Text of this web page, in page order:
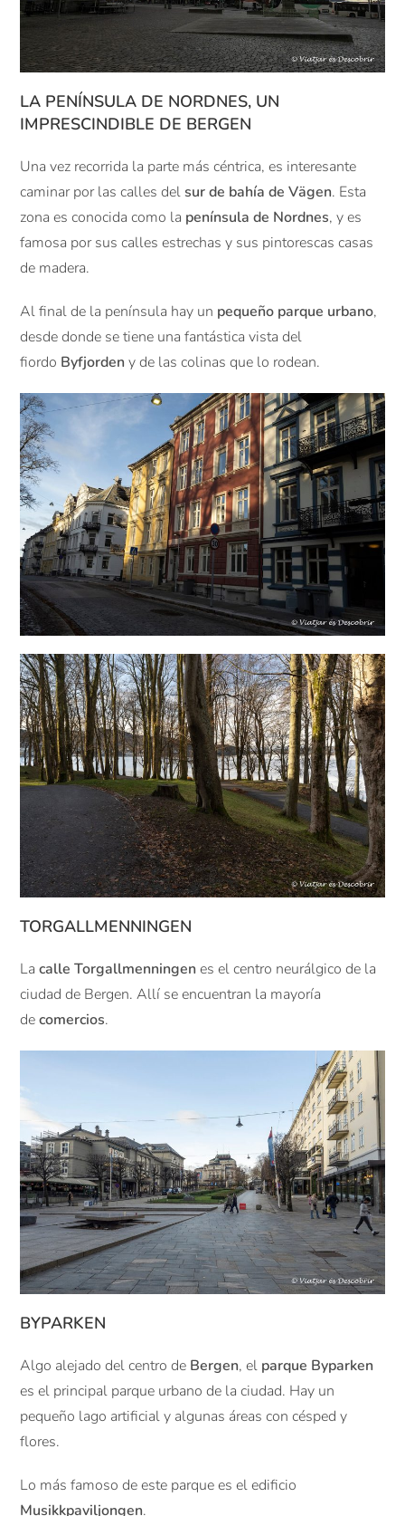
LA PENÍNSULA DE NORDNES, UN
IMPRESCINDIBLE DE BERGEN
Una vez recorrida la parte más céntrica, es interesante
caminar por las calles delsur de bahía de Vägen. Esta
zona es conocida como la península de Nordnes, y es
famosa por sus calles estrechas y sus pintorescas casas
de madera.
Al final de la península hay un pequeño parque urbano,
desde donde se tiene una fantástica vista del
fiordo Byfjorden y de las colinas que lo rodean.
TORGALLMENNINGEN
Lacalle Torgallmenningen es el centro neurálgico de la
ciudad de Bergen. Allí se encuentran la mayoría
decomercios.
BYPARKEN
Algo alejado del centro de Bergen, el parque Byparken
es el principal parque urbano de la ciudad. Hay un
pequeño lago artificial y algunas áreas con césped y
flores.
Lo más famoso de este parque es el edificio
Musikkpaviljongen.